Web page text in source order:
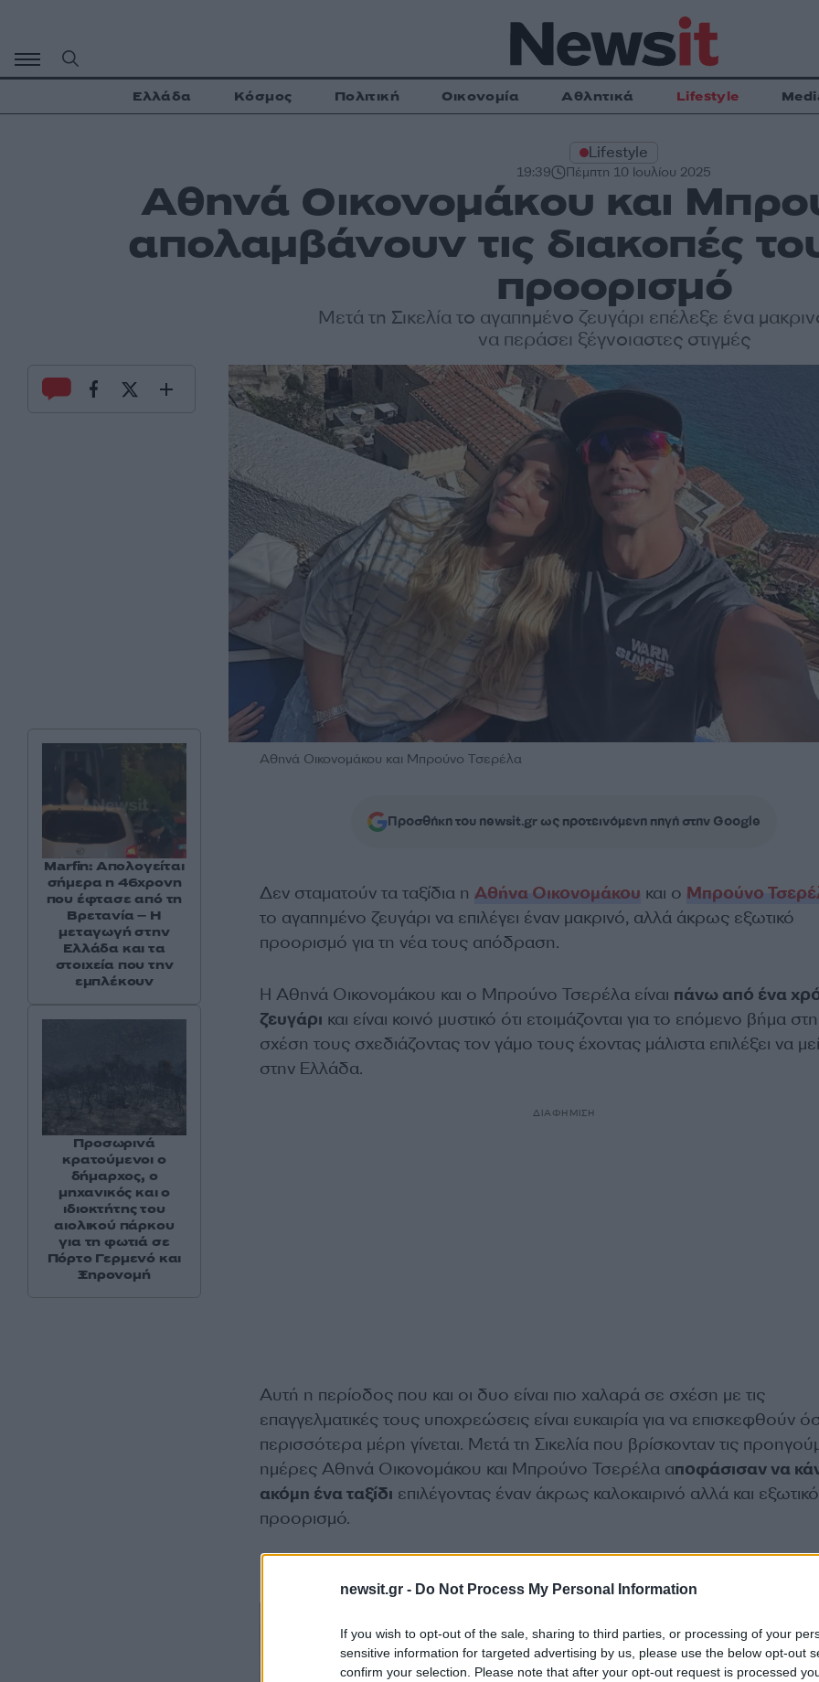
newsit.gr - Do Not Process My Personal Information
If you wish to opt-out of the sale, sharing to third parties, or processing of your
sensitive information for targeted advertising by us, please use the below opt-out
confirm your selection. Please note that after your opt-out request is processed
περιεχόμενο
Ελλάδα Κόσμος Πολιτική Οικονομία Αθλητικά Lifestyle
Lifestyle
19:39 Πέμπτη 10 Ιουλίου 2025
Αθηνά Οικονομάκου και
απολαμβάνουν τις διακοπές
προορισμό
Μετά τη Σικελία το αγαπημένο ζευγάρι επέλεξε ένα
να περάσει ξέγνοιαστες στιγμές
Αθηνά Οικονομάκου και Μπρούνο Τσερέλα
Προσθήκη του newsit.gr ως προτεινόμενη πηγή στην Google
Δεν σταματούν τα ταξίδια η Αθήνα Οικονομάκου και ο Μπρούνο
το αγαπημένο ζευγάρι να επιλέγει έναν μακρινό, αλλά άκρως εξωτικό
προορισμό για τη νέα τους απόδραση.
Η Αθηνά Οικονομάκου και ο Μπρούνο Τσερέλα είναι πάνω από ένα
ζευγάρι και είναι κοινό μυστικό ότι ετοιμάζονται για το επόμενο βήμα στη
σχέση τους σχεδιάζοντας τον γάμο τους έχοντας μάλιστα επιλέξει να
στην Ελλάδα.
ΔΙΑΦΗΜΙΣΗ
Αυτή η περίοδος που και οι δυο είναι πιο χαλαρά σε σχέση με τις
επαγγελματικές τους υποχρεώσεις είναι ευκαιρία για να επισκεφθούν
περισσότερα μέρη γίνεται. Μετά τη Σικελία που βρίσκονταν τις
ημέρες Αθηνά Οικονομάκου και Μπρούνο Τσερέλα αποφάσισαν να
ακόμη ένα ταξίδι επιλέγοντας έναν άκρως καλοκαιρινό αλλά και εξωτικό
προορισμό.
Marfin: Απολογείται
σήμερα η 46χρονη
που έφτασε από τη
Βρετανία – Η
μεταγωγή στην
Ελλάδα και τα
στοιχεία που την
εμπλέκουν
Προσωρινά
κρατούμενοι ο
δήμαρχος, ο
μηχανικός και ο
ιδιοκτήτης του
αιολικού πάρκου
για τη φωτιά σε
Πόρτο Γερμενό και
Ξηρονομή